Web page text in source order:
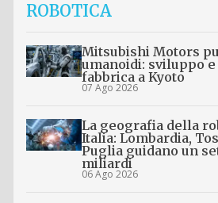
ROBOTICA
Mitsubishi Motors
umanoidi: sviluppo
fabbrica a Kyoto
07 Ago 2026
La geografia della
Italia: Lombardia,
Puglia guidano un
miliardi
06 Ago 2026